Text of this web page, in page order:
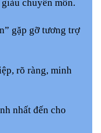
chuyên môn.
gặp gỡ tương trợ
rõ ràng, minh
nhất đến cho